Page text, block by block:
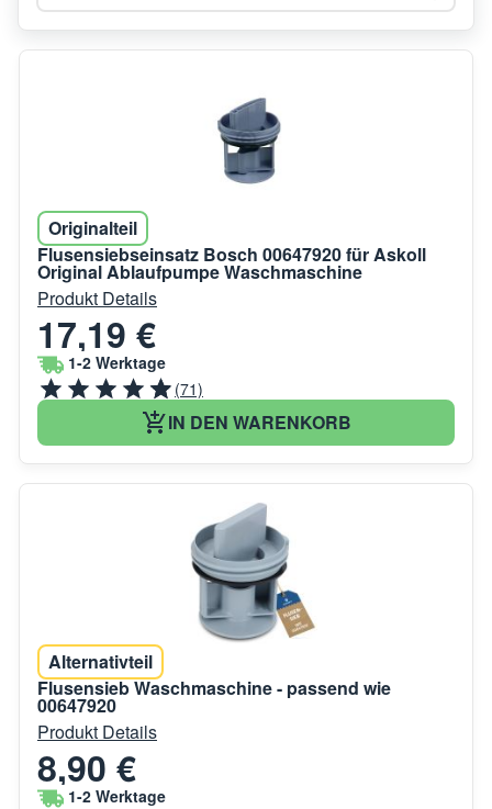
Originalteil
Flusensiebseinsatz Bosch 00647920 für Askoll
Original Ablaufpumpe Waschmaschine
Produkt Details
17,19 €
1-2 Werktage
(71)
IN DEN WARENKORB
Alternativteil
Flusensieb Waschmaschine - passend wie
00647920
Produkt Details
8,90 €
1-2 Werktage